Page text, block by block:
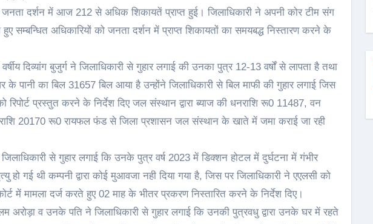
दर्शन में आज 212 से अधिक शिकायतें प्राप्त हुई। जिलाधिकारी ने अपनी कोर टीम संग
अधिकारियों को जनता दर्शन में प्राप्त शिकायतों का समयबद्ध निस्तारण करने के
दिव्यांग बुजुर्ग ने जिलाधिकारी से गुहार लगाई की उनका पुत्र 12-13 वर्षों से लापता है तथा
के पानी का बिल 31657 बिल आया है उन्होंने जिलाधिकारी से बिल माफी की गुहार लगाई जिस
रिपोर्ट प्रस्तुत करने के निर्देश दिए जल संस्थान द्वारा ब्याज की धनराशि रू0 11487, वन
20170 रू0 रायफल फंड से जिला प्रशासन जल संस्थान के खाते में जमा कराई जा रही
से गुहार लगाई कि उनके पुत्र वर्ष 2023 में डिक्शन होटल में दुर्घटना में गंभीर
हो गई थी कम्पनी द्वारा कोई मुआवजा नही दिया गया है, जिस पर जिलाधिकारी ने एएलसी को
में मामला दर्ज करते हुए 02 माह के भीतर प्रकरण निस्तारित करने के निर्देश दिए।
अरोड़ा व उनके पति ने जिलाधिकारी से गुहार लगाई कि उनकी पुत्रवधु द्वारा उनके घर में रहते